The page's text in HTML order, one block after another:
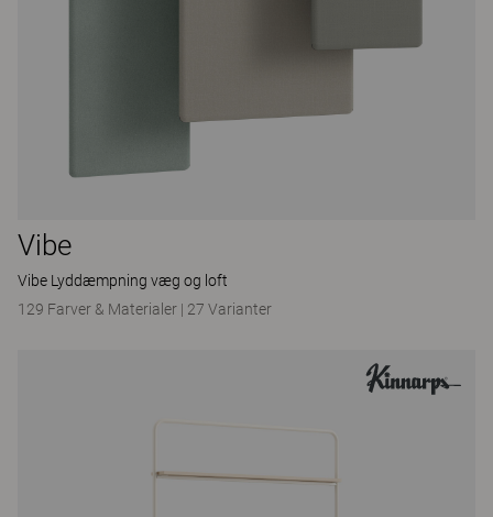
Vibe
Vibe Lyddæmpning væg og loft
129 Farver & Materialer | 27 Varianter